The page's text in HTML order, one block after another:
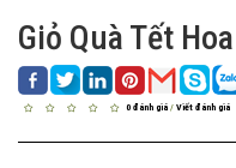
Giỏ Quà Tết
0 đánh giá / Viết đánh giá